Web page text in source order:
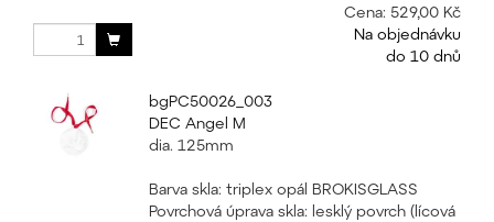
Cena: 529,00 Kč
Na objednávku
do 10 dnů
bgPC50026_003
DEC Angel M
dia. 125mm
Barva skla: triplex opál BROKISGLASS
Povrchová úprava skla: lesklý povrch (lícová